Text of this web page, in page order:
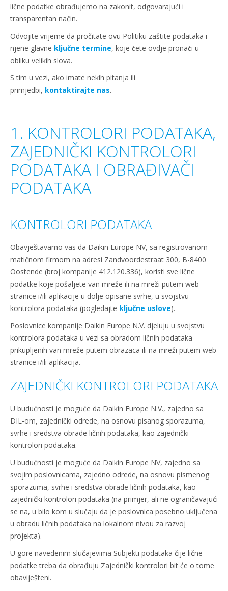
lične podatke obrađujemo na zakonit, odgovarajući i
transparentan način.
Odvojite vrijeme da pročitate ovu Politiku zaštite podataka i
njene glavne ključne termine, koje ćete ovdje pronaći u
obliku velikih slova.
S tim u vezi, ako imate nekih pitanja ili
primjedbi, kontaktirajte nas.
1. KONTROLORI PODATAKA,
ZAJEDNIČKI KONTROLORI
PODATAKA I OBRAĐIVAČI
PODATAKA
KONTROLORI PODATAKA
Obavještavamo vas da Daikin Europe NV, sa registrovanom
matičnom firmom na adresi Zandvoordestraat 300, B-8400
Oostende (broj kompanije 412.120.336), koristi sve lične
podatke koje pošaljete van mreže ili na mreži putem web
stranice i/ili aplikacije u dolje opisane svrhe, u svojstvu
kontrolora podataka (pogledajte ključne uslove).
Poslovnice kompanije Daikin Europe N.V. djeluju u svojstvu
kontrolora podataka u vezi sa obradom ličnih podataka
prikupljenih van mreže putem obrazaca ili na mreži putem web
stranice i/ili aplikacija.
ZAJEDNIČKI KONTROLORI PODATAKA
U budućnosti je moguće da Daikin Europe N.V., zajedno sa
DIL-om, zajednički odrede, na osnovu pisanog sporazuma,
svrhe i sredstva obrade ličnih podataka, kao zajednički
kontrolori podataka.
U budućnosti je moguće da Daikin Europe NV, zajedno sa
svojim poslovnicama, zajedno odrede, na osnovu pismenog
sporazuma, svrhe i sredstva obrade ličnih podataka, kao
zajednički kontrolori podataka (na primjer, ali ne ograničavajući
se na, u bilo kom u slučaju da je poslovnica posebno uključena
u obradu ličnih podataka na lokalnom nivou za razvoj
projekta).
U gore navedenim slučajevima Subjekti podataka čije lične
podatke treba da obrađuju Zajednički kontrolori bit će o tome
obaviješteni.